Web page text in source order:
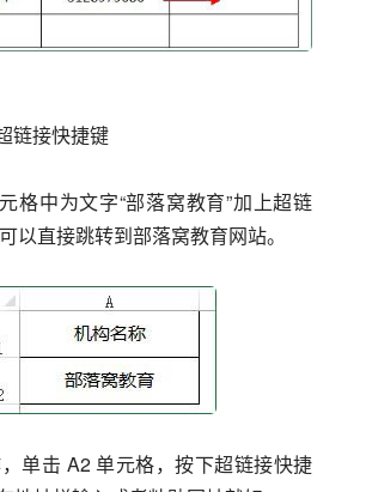
链接快捷键
格中为文字“部落窝教育”加上超链
以直接跳转到部落窝教育网站。
单击 A2 单元格，按下超链接快捷